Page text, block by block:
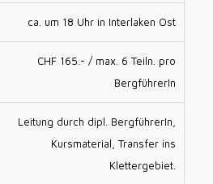
ca. um 18 Uhr in Interlaken Ost
CHF 165.- / max. 6 Teiln. pro
BergführerIn
Leitung durch dipl. BergführerIn,
Kursmaterial, Transfer ins
Klettergebiet.